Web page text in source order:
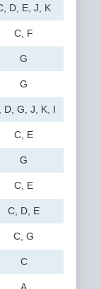
D, E, J, K
C, F
G
G
D, G, J, K, I
C, E
G
C, E
C, D, E
C, G
C